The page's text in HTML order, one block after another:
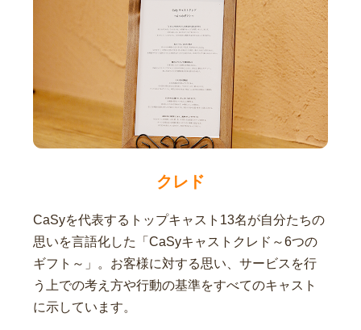
クレド
CaSyを代表するトップキャスト13名が自分たちの
思いを言語化した「CaSyキャストクレド～6つの
ギフト～」。お客様に対する思い、サービスを行
う上での考え方や行動の基準をすべてのキャスト
に示しています。